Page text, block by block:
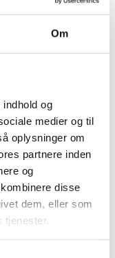
Om
og
medier og til
oplysninger om
partnere inden
og
disse
dem, eller som
tjenester.